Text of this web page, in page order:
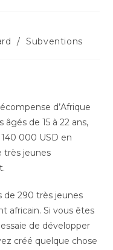
/ Subventions
d’Afrique
de 15 à 22 ans,
000 USD en
très jeunes
de 290 très jeunes
africain. Si vous êtes
de développer
créé quelque chose